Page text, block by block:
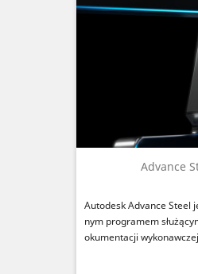
Advance
Autodesk Advance Steel
nym programem
okumentacji